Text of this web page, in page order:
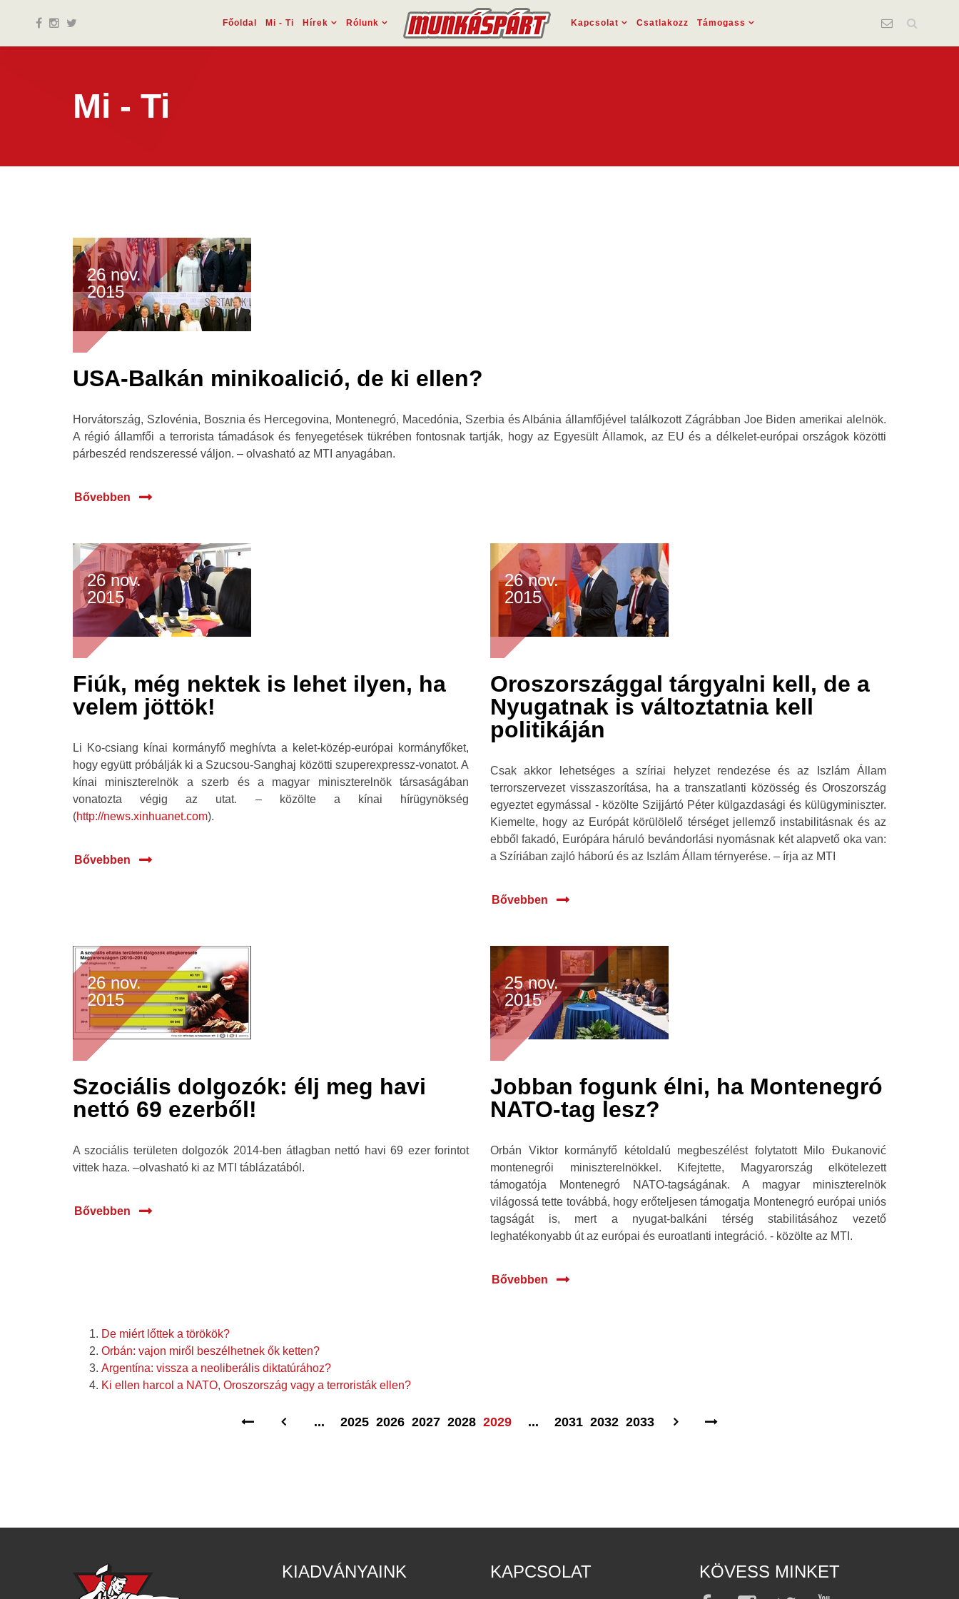
Főoldal Mi - Ti Hírek Rólunk Kapcsolat Csatlakozz Támogass
Mi - Ti
26 nov.
2015
USA-Balkán minikoalició, de ki ellen?
Horvátország, Szlovénia, Bosznia és Hercegovina, Montenegró, Macedónia, Szerbia és Albánia államfőjével találkozott Zágrábban Joe Biden amerikai alelnök.
A régió államfői a terrorista támadások és fenyegetések tükrében fontosnak tartják, hogy az Egyesült Államok, az EU és a délkelet-európai országok közötti
párbeszéd rendszeressé váljon. – olvasható az MTI anyagában.
Bővebben
26 nov.
2015
Fiúk, még nektek is lehet ilyen, ha
velem jöttök!
Li Ko-csiang kínai kormányfő meghívta a kelet-közép-európai kormányfőket,
hogy együtt próbálják ki a Szucsou-Sanghaj közötti szuperexpressz-vonatot. A
kínai miniszterelnök a szerb és a magyar miniszterelnök társaságában
vonatozta végig az utat. – közölte a kínai hírügynökség
(http://news.xinhuanet.com).
Bővebben
26 nov.
2015
Oroszországgal tárgyalni kell, de a
Nyugatnak is változtatnia kell
politikáján
Csak akkor lehetséges a szíriai helyzet rendezése és az Iszlám Állam
terrorszervezet visszaszorítása, ha a transzatlanti közösség és Oroszország
egyeztet egymással - közölte Szijjártó Péter külgazdasági és külügyminiszter.
Kiemelte, hogy az Európát körülölelő térséget jellemző instabilitásnak és az
ebből fakadó, Európára háruló bevándorlási nyomásnak két alapvető oka van:
a Szíriában zajló háború és az Iszlám Állam térnyerése. – írja az MTI
Bővebben
26 nov.
2015
Szociális dolgozók: élj meg havi
nettó 69 ezerből!
A szociális területen dolgozók 2014-ben átlagban nettó havi 69 ezer forintot
vittek haza. –olvasható ki az MTI táblázatából.
Bővebben
25 nov.
2015
Jobban fogunk élni, ha Montenegró
NATO-tag lesz?
Orbán Viktor kormányfő kétoldalú megbeszélést folytatott Milo Đukanović
montenegrói miniszterelnökkel. Kifejtette, Magyarország elkötelezett
támogatója Montenegró NATO-tagságának. A magyar miniszterelnök
világossá tette továbbá, hogy erőteljesen támogatja Montenegró európai uniós
tagságát is, mert a nyugat-balkáni térség stabilitásához vezető
leghatékonyabb út az európai és euroatlanti integráció. - közölte az MTI.
Bővebben
De miért lőttek a törökök?
Orbán: vajon miről beszélhetnek ők ketten?
Argentína: vissza a neoliberális diktatúrához?
Ki ellen harcol a NATO, Oroszország vagy a terroristák ellen?
... 2025 2026 2027 2028 2029 ... 2031 2032 2033
KIADVÁNYAINK KAPCSOLAT KÖVESS MINKET